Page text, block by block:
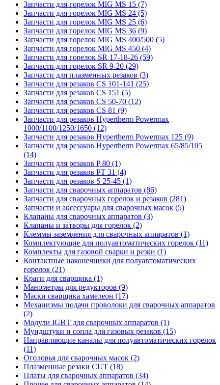
Запчасти для горелок MIG MS 15 (7)
Запчасти для горелок MIG MS 24 (5)
Запчасти для горелок MIG MS 25 (6)
Запчасти для горелок MIG MS 36 (9)
Запчасти для горелок MIG MS 400/500 (5)
Запчасти для горелок MIG MS 450 (4)
Запчасти для горелок SR 17-18-26 (59)
Запчасти для горелок SR 9-20 (29)
Запчасти для плазменных резаков (3)
Запчасти для резаков CS 101-141 (25)
Запчасти для резаков CS 151 (5)
Запчасти для резаков CS 50-70 (12)
Запчасти для резаков CS 81 (9)
Запчасти для резаков Hypertherm Powermax
1000/1100/1250/1650 (12)
Запчасти для резаков Hypertherm Powermax 125 (9)
Запчасти для резаков Hypertherm Powermax 65/85/105
(14)
Запчасти для резаков P 80 (1)
Запчасти для резаков PT 31 (4)
Запчасти для резаков S 25-45 (1)
Запчасти для сварочных аппаратов (86)
Запчасти для сварочных горелок и резаков (281)
Запчасти и аксессуары для сварочных масок (5)
Клапаны для сварочных аппаратов (3)
Клапаны и затворы для горелок (2)
Клеммы заземления для сварочных аппаратов (1)
Комплектующие для полуавтоматических горелок (11)
Комплекты для газовой сварки и резки (1)
Контактные наконечники для полуавтоматических
горелок (21)
Краги для сварщика (1)
Манометры для редукторов (9)
Маски сварщика хамелеон (17)
Механизмы подачи проволоки для сварочных аппаратов
(2)
Модули IGBT для сварочных аппаратов (1)
Мундштуки и сопла для газовых резаков (15)
Направляющие каналы для полуавтоматических горелок
(11)
Оголовья для сварочных масок (2)
Плазменные резаки CUT (18)
Платы для сварочных аппаратов (34)